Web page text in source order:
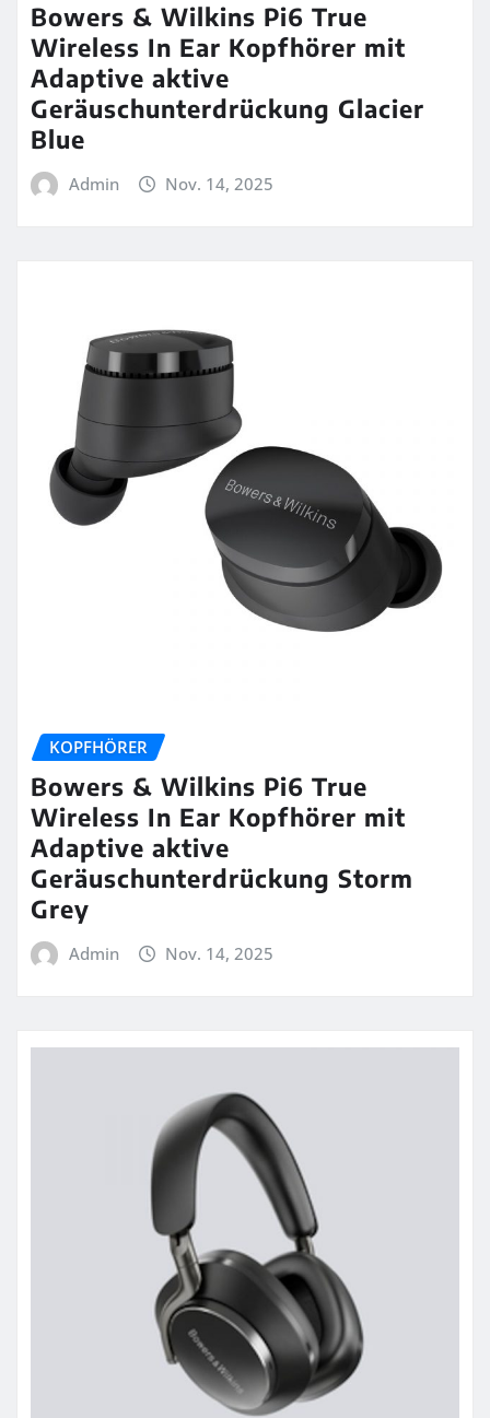
Bowers & Wilkins Pi6 True
Wireless In Ear Kopfhörer mit
Adaptive aktive
Geräuschunterdrückung Glacier
Blue
Admin Nov. 14, 2025
KOPFHÖRER
Bowers & Wilkins Pi6 True
Wireless In Ear Kopfhörer mit
Adaptive aktive
Geräuschunterdrückung Storm
Grey
Admin Nov. 14, 2025